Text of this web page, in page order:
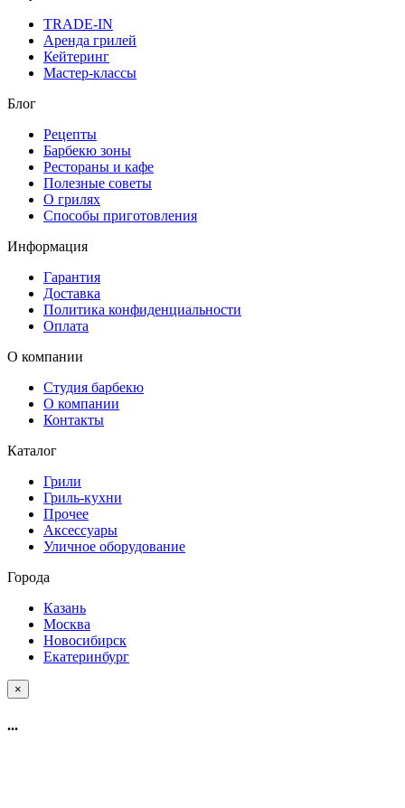
Сертификаты
Фильтр по параметрам
Цена
Применить
Производители
(2)
TRADE-IN
Аренда грилей
Кейтеринг
Мастер-классы
Блог
Рецепты
Барбекю зоны
Рестораны и кафе
Полезные советы
О грилях
Способы приготовления
Информация
Гарантия
Доставка
Политика конфиденциальности
Оплата
О компании
Студия барбекю
О компании
Контакты
Каталог
Грили
Гриль-кухни
Прочее
Аксессуары
Уличное оборудование
Города
Казань
Москва
Новосибирск
Екатеринбург
×
...